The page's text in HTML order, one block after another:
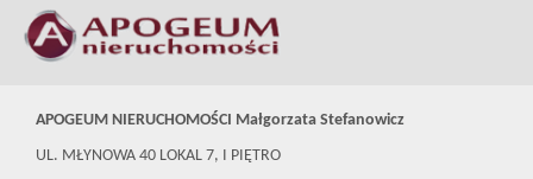
APOGEUM NIERUCHOMOŚCI Małgorzata Stefanowicz
UL. MŁYNOWA 40 LOKAL 7, I PIĘTRO